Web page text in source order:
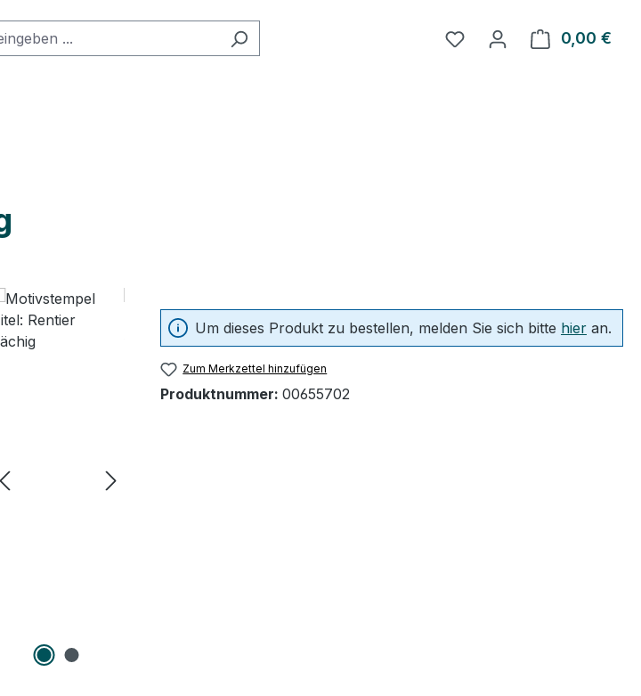
Du hast 0 Produkte auf
0,00 €
Um dieses Produkt zu bestellen, melden Sie sich bitte hier an.
Zum Merkzettel hinzufügen
Produktnummer: 00655702